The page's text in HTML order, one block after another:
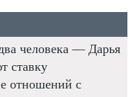
человека — Дарья
ставку
отношений с